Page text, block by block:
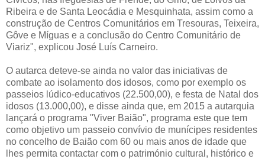
Ribeira e de Santa Leocádia e Mesquinhata, assim como a
construção de Centros Comunitários em Tresouras, Teixeira,
Gôve e Míguas e a conclusão do Centro Comunitário de
Viariz", explicou José Luís Carneiro.
O autarca deteve-se ainda no valor das iniciativas de
combate ao isolamento dos idosos, como por exemplo os
passeios lúdico-educativos (22.500,00), e festa de Natal dos
idosos (13.000,00), e disse ainda que, em 2015 a autarquia
lançará o programa "Viver Baião", programa este que tem
como objetivo um passeio convívio de munícipes residentes
no concelho de Baião com 60 ou mais anos de idade que
lhes permita contactar com o património cultural, histórico e